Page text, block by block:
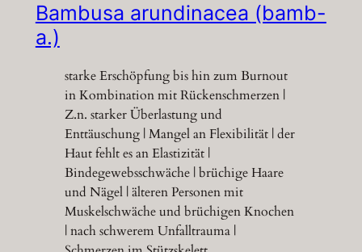
Bambusa arundinacea (bamb-
a.)
starke Erschöpfung bis hin zum Burnout
in Kombination mit Rückenschmerzen |
Z.n. starker Überlastung und
Enttäuschung | Mangel an Flexibilität | der
Haut fehlt es an Elastizität |
Bindegewebsschwäche | brüchige Haare
und Nägel | älteren Personen mit
Muskelschwäche und brüchigen Knochen
| nach schwerem Unfalltrauma |